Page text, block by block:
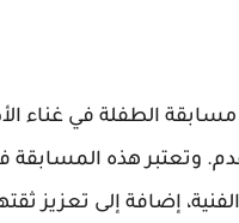
مسابقة الطفلة في غناء
وتعتبر هذه
إضافة إلى تعزيز